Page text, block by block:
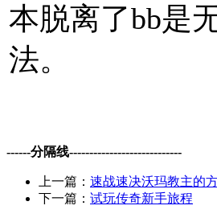
本脱离了bb是
法。
------分隔线----------------------------
上一篇： 速战速决沃玛教主的
下一篇： 试玩传奇新手旅程